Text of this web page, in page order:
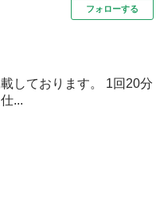
フォローする
しております。 1回20分
...